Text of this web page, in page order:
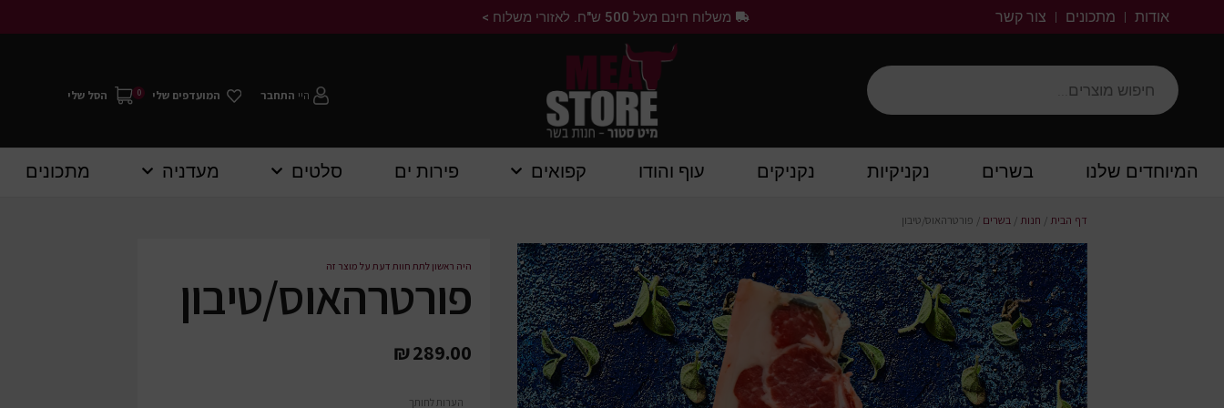
אודות מתכונים צור קשר משלוח חינם מעל 500 ש"ח. לאזורי משלוח >
הסל שלי 0 המועדפים שלי היי התחבר
המיוחדים שלנו בשרים נקניקיות נקניקים עוף והודו קפואים פירות ים סלטים מעדניה מתכונים
דף הבית / חנות /בשרים / פורטרהאוס/טיבון
היה ראשון לתת חוות דעת על מוצר זה
פורטרהאוס/טיבון
₪289.00